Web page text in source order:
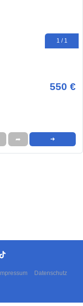
1 / 1
550 €
➦ ➜
Impressum Datenschutz